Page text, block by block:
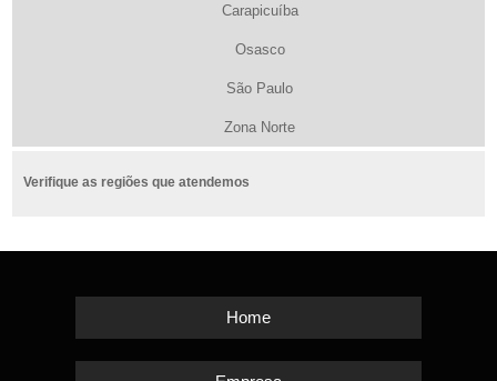
Carapicuíba
Osasco
São Paulo
Zona Norte
Verifique as regiões que atendemos
Home